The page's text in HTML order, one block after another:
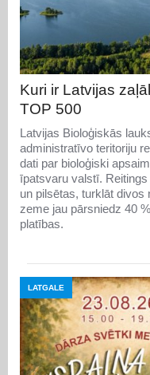
Kuri ir Latvijas
TOP 500
Latvijas Bioloģiskās
administratīvo teritoriju
dati par bioloģiski
īpatsvaru valstī.
un pilsētas, turklāt divos
zeme jau pārsniedz 40
platības.
LATGALE